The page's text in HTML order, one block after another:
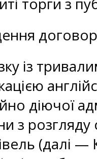
із
діючої
з
(далі